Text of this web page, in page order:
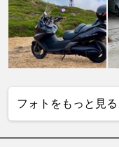
フォトをもっと見る